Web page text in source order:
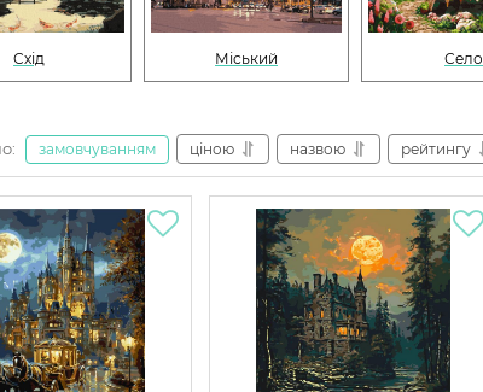
Схід Міський Село
замовчуванням ціною назвою рейтингу